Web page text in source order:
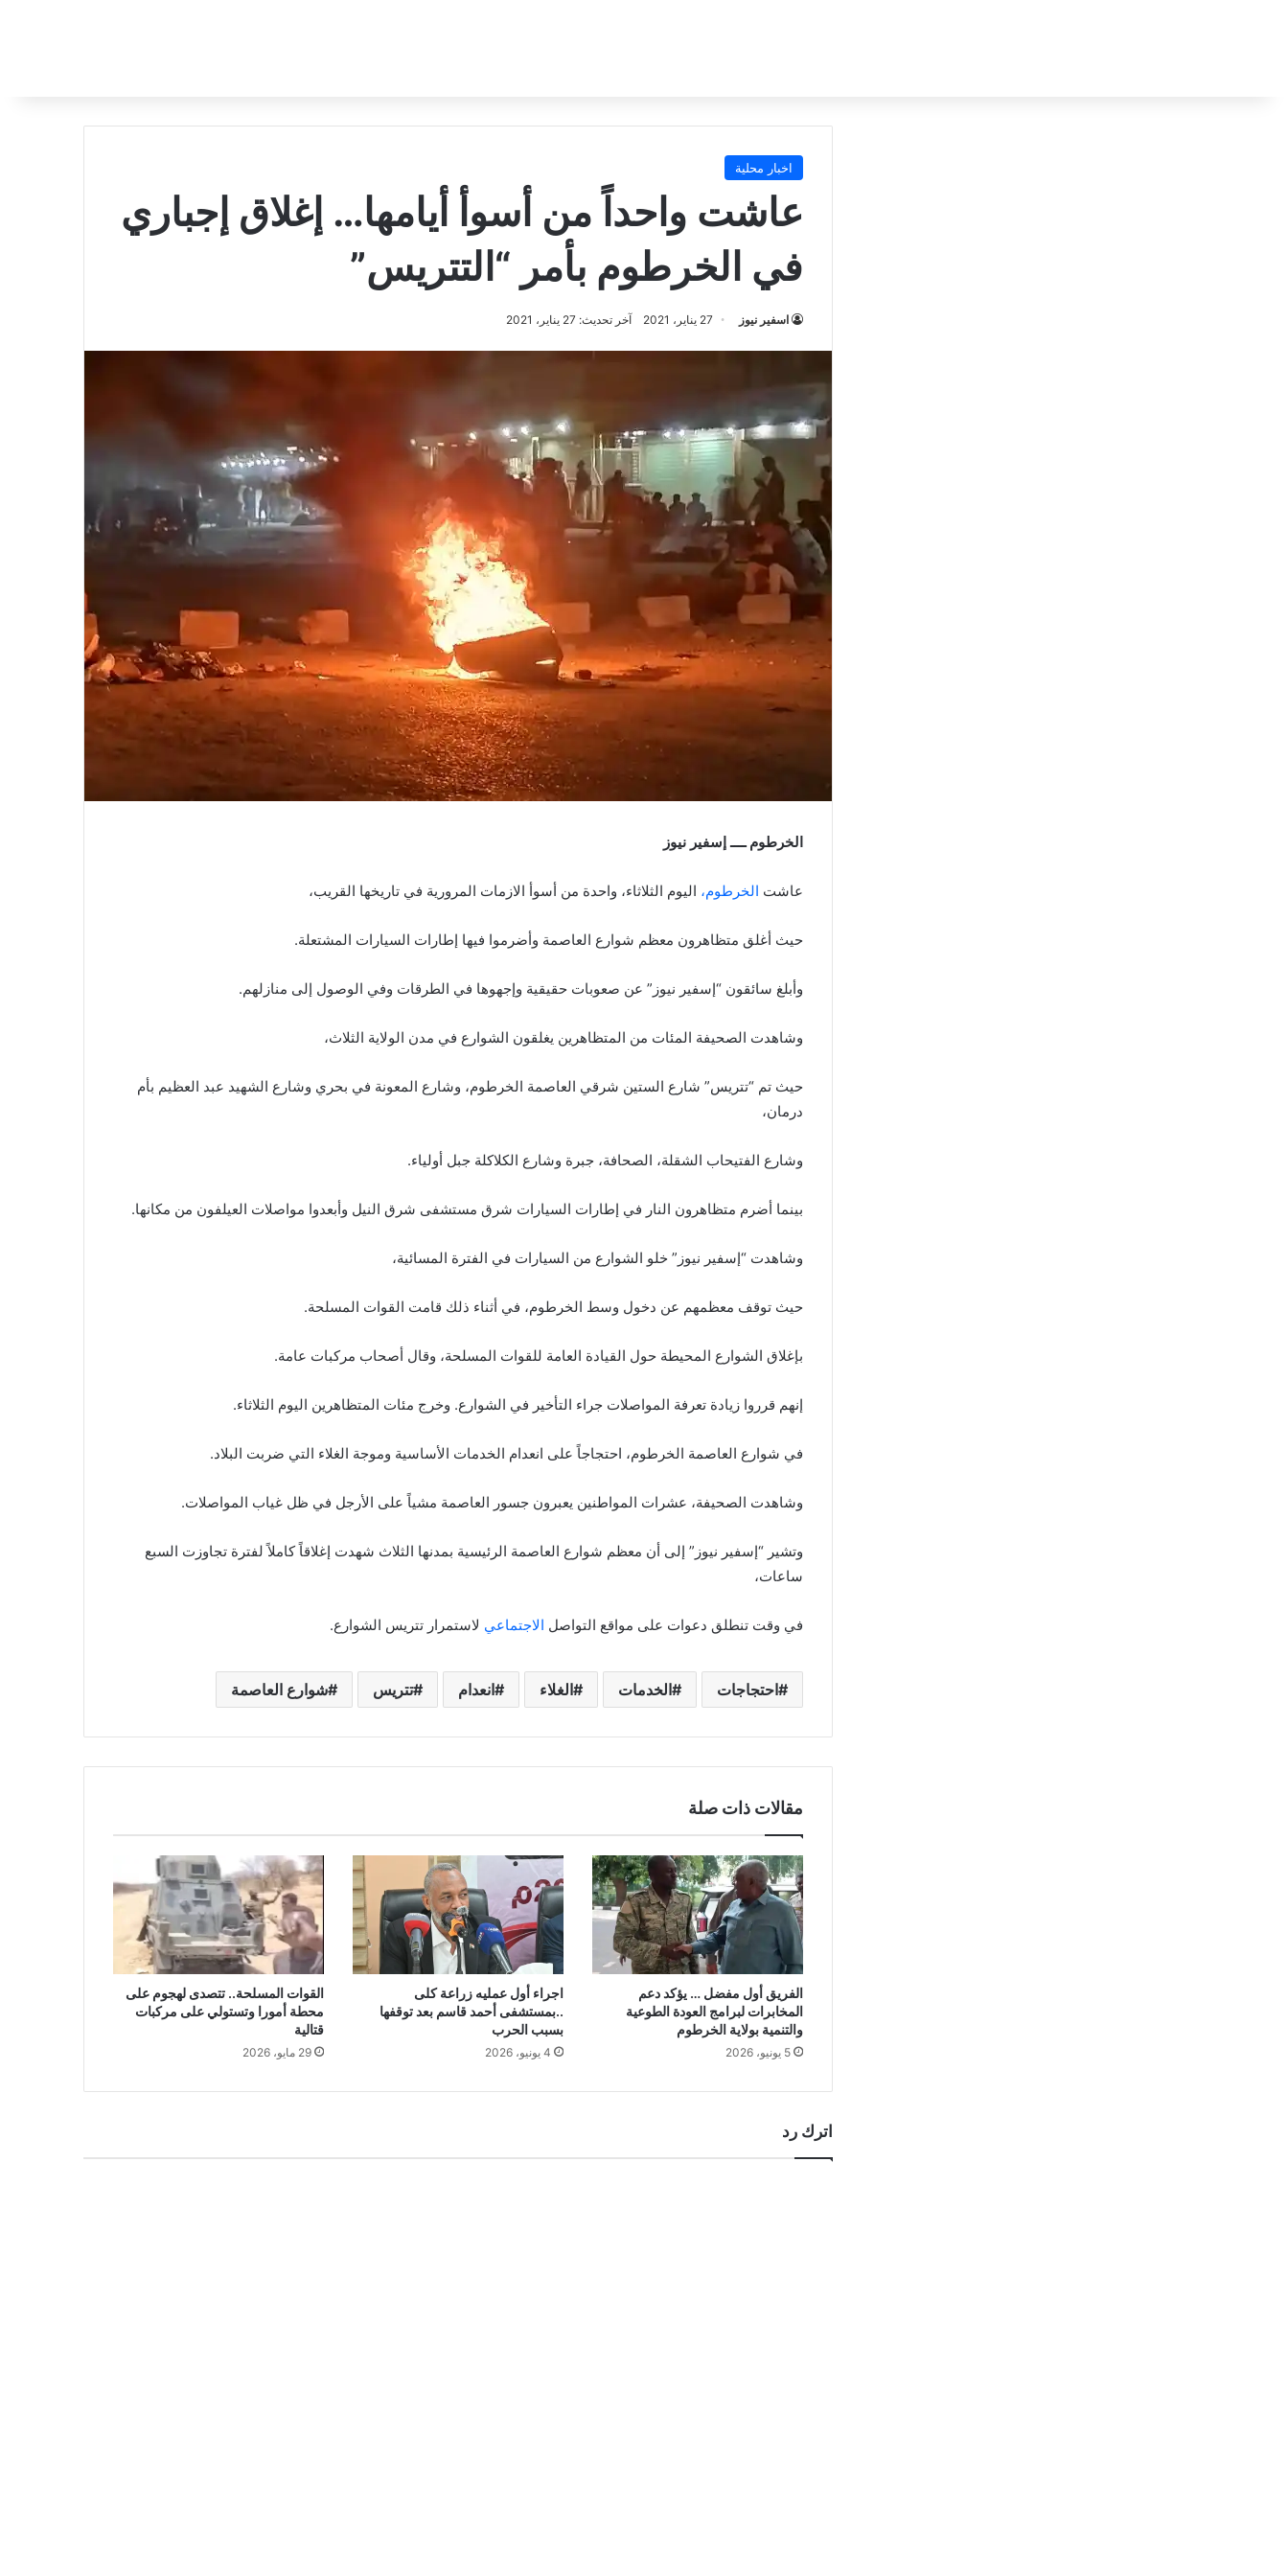
اخبار محلية
عاشت واحداً من أسوأ أيامها… إغلاق إجباري
في الخرطوم بأمر “التتريس”
اسفير نيوز 27 يناير، 2021 آخر تحديث: 27 يناير، 2021
الخرطوم ــــ إسفير نيوز
عاشت الخرطوم، اليوم الثلاثاء، واحدة من أسوأ الازمات المرورية في تاريخها القريب،
حيث أغلق متظاهرون معظم شوارع العاصمة وأضرموا فيها إطارات السيارات المشتعلة.
وأبلغ سائقون “إسفير نيوز” عن صعوبات حقيقية وإجهوها في الطرقات وفي الوصول إلى منازلهم.
وشاهدت الصحيفة المئات من المتظاهرين يغلقون الشوارع في مدن الولاية الثلاث،
حيث تم “تتريس” شارع الستين شرقي العاصمة الخرطوم، وشارع المعونة في بحري وشارع الشهيد عبد العظيم بأم
درمان،
وشارع الفتيحاب الشقلة، الصحافة، جبرة وشارع الكلاكلة جبل أولياء.
بينما أضرم متظاهرون النار في إطارات السيارات شرق مستشفى شرق النيل وأبعدوا مواصلات العيلفون من مكانها.
وشاهدت “إسفير نيوز” خلو الشوارع من السيارات في الفترة المسائية،
حيث توقف معظمهم عن دخول وسط الخرطوم، في أثناء ذلك قامت القوات المسلحة.
بإغلاق الشوارع المحيطة حول القيادة العامة للقوات المسلحة، وقال أصحاب مركبات عامة.
إنهم قرروا زيادة تعرفة المواصلات جراء التأخير في الشوارع. وخرج مئات المتظاهرين اليوم الثلاثاء.
في شوارع العاصمة الخرطوم، احتجاجاً على انعدام الخدمات الأساسية وموجة الغلاء التي ضربت البلاد.
وشاهدت الصحيفة، عشرات المواطنين يعبرون جسور العاصمة مشياً على الأرجل في ظل غياب المواصلات.
وتشير “إسفير نيوز” إلى أن معظم شوارع العاصمة الرئيسية بمدنها الثلاث شهدت إغلاقاً كاملاً لفترة تجاوزت السبع
ساعات،
في وقت تنطلق دعوات على مواقع التواصل الاجتماعي لاستمرار تتريس الشوارع.
احتجاجات الخدمات الغلاء انعدام تتريس شوارع العاصمة
مقالات ذات صلة
الفريق أول مفضل … يؤكد دعم
المخابرات لبرامج العودة الطوعية
والتنمية بولاية الخرطوم
5 يونيو، 2026
اجراء أول عمليه زراعة كلى
..بمستشفى أحمد قاسم بعد توقفها
بسبب الحرب
4 يونيو، 2026
القوات المسلحة.. تتصدى لهجوم على
محطة أمورا وتستولي على مركبات
قتالية
29 مايو، 2026
اترك رد